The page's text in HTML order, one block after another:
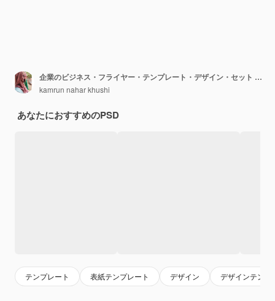
企業のビジネス・フライヤー・テンプレート・デザイン・セット - 青オレンジ赤黄色
kamrun nahar khushi
あなたにおすすめのPSD
テンプレート 表紙テンプレート デザイン デザインテンプ